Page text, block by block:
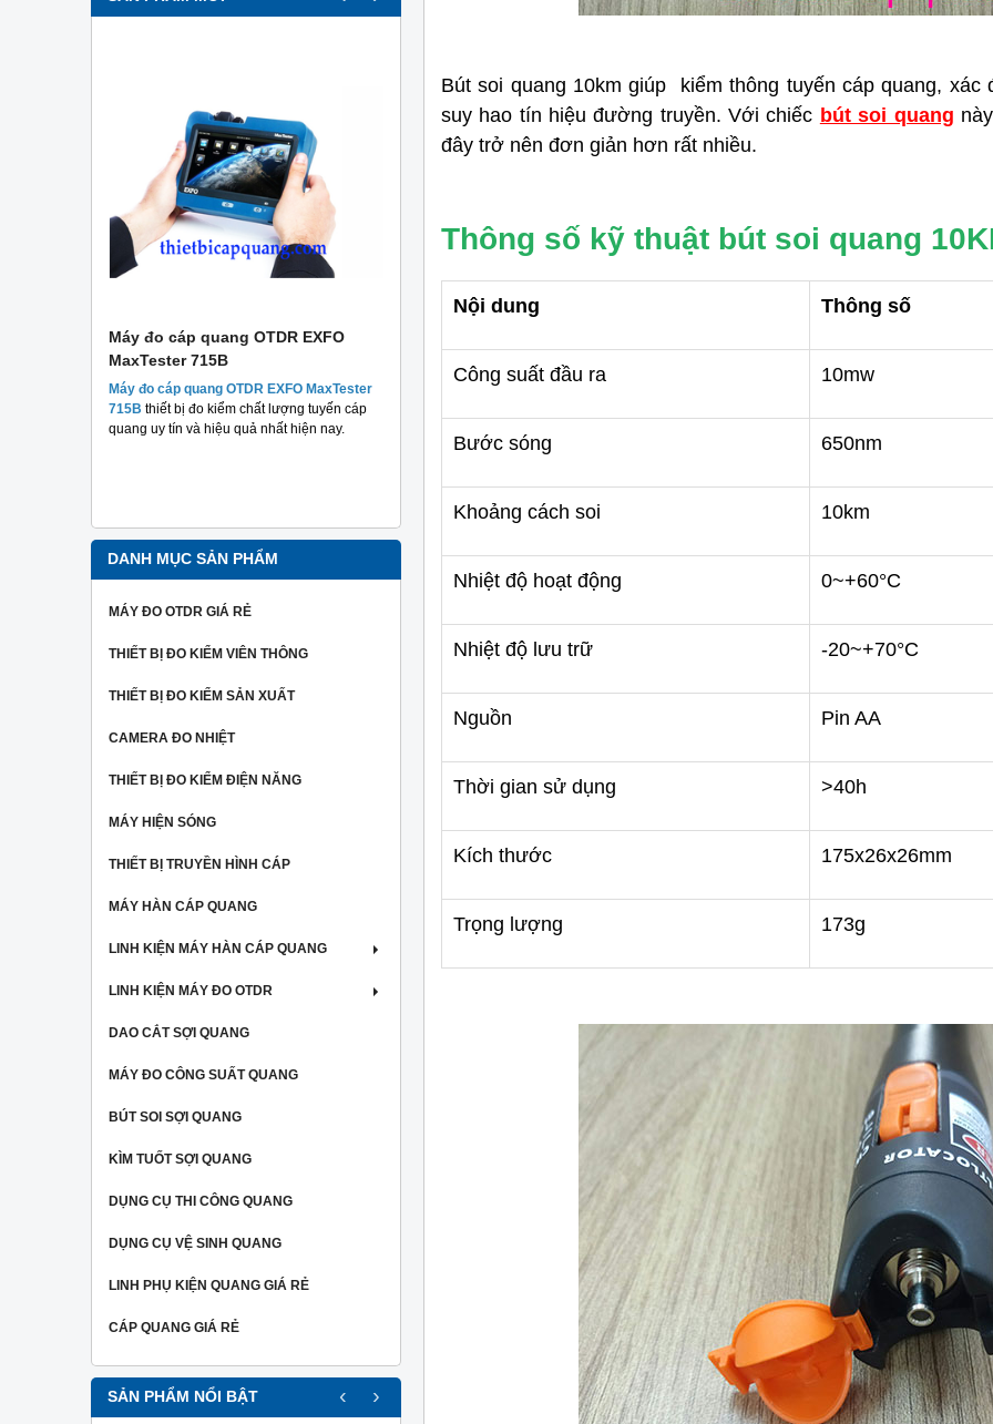
Máy đo cáp quang OTDR EXFO
MaxTester 715B
Máy đo cáp quang OTDR EXFO MaxTester
715B thiết bị đo kiểm chất lượng tuyến cáp
quang uy tín và hiệu quả nhất hiện nay.
Máy đo cáp quang OTDR EXFO
đo tra sợi single mode và multi mode.
Ngoài ra MaxTester 720C cho phép
người dùng đo kiểm trên tuyến có tín
hiệu một cách chính xác và hiệu quả
trong thi công viễn thông hiện nay.
DANH MỤC SẢN PHẨM
MÁY ĐO OTDR GIÁ RẺ
THIẾT BỊ ĐO KIỂM VIÊN THÔNG
THIẾT BỊ ĐO KIỂM SẢN XUẤT
CAMERA ĐO NHIỆT
THIẾT BỊ ĐO KIỂM ĐIỆN NĂNG
MÁY HIỆN SÓNG
THIẾT BỊ TRUYỀN HÌNH CÁP
MÁY HÀN CÁP QUANG
LINH KIỆN MÁY HÀN CÁP QUANG
LINH KIỆN MÁY ĐO OTDR
DAO CẮT SỢI QUANG
MÁY ĐO CÔNG SUẤT QUANG
BÚT SOI SỢI QUANG
KÌM TUỐT SỢI QUANG
DỤNG CỤ THI CÔNG QUANG
DỤNG CỤ VỆ SINH QUANG
LINH PHỤ KIỆN QUANG GIÁ RẺ
CÁP QUANG GIÁ RẺ
SẢN PHẨM NỔI BẬT ‹ ›
Bút soi quang 10km giúp kiểm thông tuyến cáp quang,
suy hao tín hiệu đường truyền. Với chiếc bút soi quang
đây trở nên đơn giản hơn rất nhiều.
Thông số kỹ thuật bút soi quang
Nội dung Thông số
Công suất đầu ra 10mw
Bước sóng 650nm
Khoảng cách soi 10km
Nhiệt độ hoạt động 0~+60°C
Nhiệt độ lưu trữ -20~+70°C
Nguồn Pin AA
Thời gian sử dụng >40h
Kích thước 175x26x26mm
Trọng lượng 173g